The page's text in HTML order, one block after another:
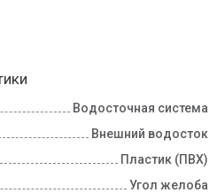
Водосточная система
Внешний водосток
Пластик (ПВХ)
Угол желоба